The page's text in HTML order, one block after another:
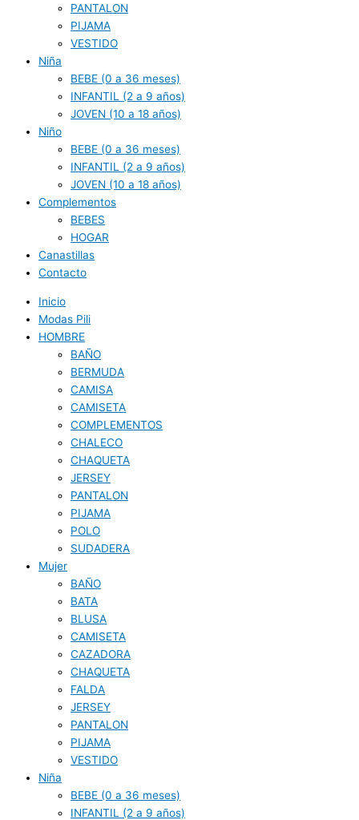
PANTALON
PIJAMA
VESTIDO
Niña
BEBE (0 a 36 meses)
INFANTIL (2 a 9 años)
JOVEN (10 a 18 años)
Niño
BEBE (0 a 36 meses)
INFANTIL (2 a 9 años)
JOVEN (10 a 18 años)
Complementos
BEBES
HOGAR
Canastillas
Contacto
Inicio
Modas Pili
HOMBRE
BAÑO
BERMUDA
CAMISA
CAMISETA
COMPLEMENTOS
CHALECO
CHAQUETA
JERSEY
PANTALON
PIJAMA
POLO
SUDADERA
Mujer
BAÑO
BATA
BLUSA
CAMISETA
CAZADORA
CHAQUETA
FALDA
JERSEY
PANTALON
PIJAMA
VESTIDO
Niña
BEBE (0 a 36 meses)
INFANTIL (2 a 9 años)